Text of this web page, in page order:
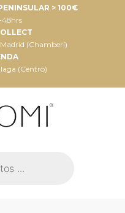
> 100€
48hrs
(Chamberí)
(Centro)